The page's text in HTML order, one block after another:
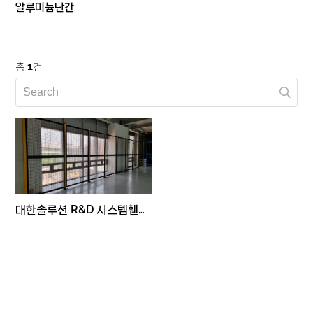
알루미늄난간
총1건
대한솔루션 R&D 시스템휀스 공사